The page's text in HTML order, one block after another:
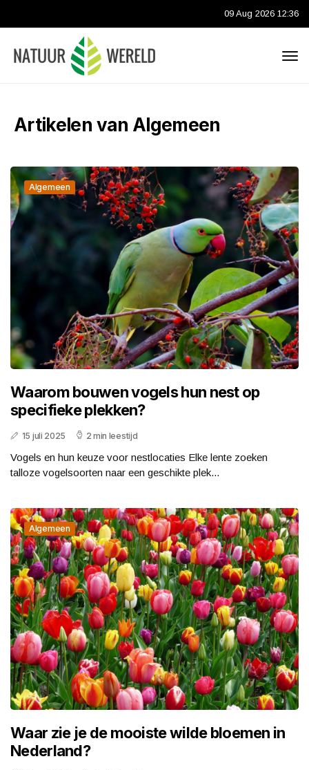
09 Aug 2026 12:36
Artikelen van Algemeen
Algemeen
Waarom bouwen vogels hun nest op
specifieke plekken?
15 juli 2025 2 min leestijd
Vogels en hun keuze voor nestlocaties Elke lente zoeken
talloze vogelsoorten naar een geschikte plek...
Algemeen
Waar zie je de mooiste wilde bloemen in
Nederland?